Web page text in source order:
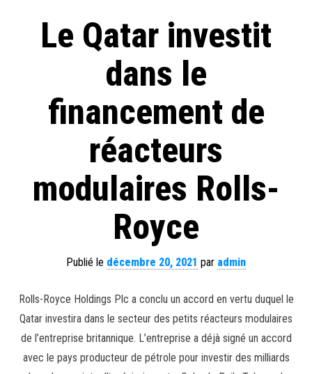
Le Qatar investit
dans le
financement de
réacteurs
modulaires Rolls-
Royce
Publié le décembre 20, 2021 par admin
Rolls-Royce Holdings Plc a conclu un accord en vertu duquel le
Qatar investira dans le secteur des petits réacteurs modulaires
de l’entreprise britannique. L’entreprise a déjà signé un accord
avec le pays producteur de pétrole pour investir des milliards